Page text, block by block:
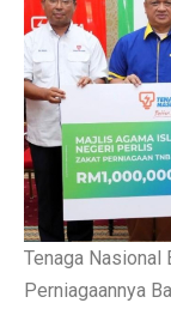
Tenaga Nasional
Perniagaannya